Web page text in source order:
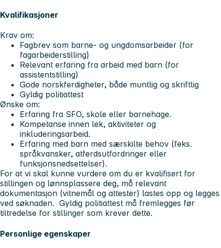
Kvalifikasjoner
Krav om:
Fagbrev som barne- og ungdomsarbeider (for
fagarbeiderstilling)
Relevant erfaring fra arbeid med barn (for
assistentstilling)
Gode norskferdigheter, både muntlig og skriftlig
Gyldig politiattest
Ønske om:
Erfaring fra SFO, skole eller barnehage.
Kompetanse innen lek, aktiviteter og
inkluderingsarbeid.
Erfaring med barn med særskilte behov (feks.
språkvansker, atferdsutfordringer eller
funksjonsnedsettelser).
For at vi skal kunne vurdere om du er kvalifisert for
stillingen og lønnsplassere deg, må relevant
dokumentasjon (vitnemål og attester) lastes opp og legges
ved søknaden. Gyldig politiattest må fremlegges før
tiltredelse for stillinger som krever dette.
Personlige egenskaper